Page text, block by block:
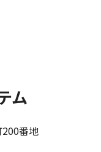
ム
番地